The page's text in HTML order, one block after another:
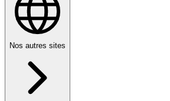
Nos autres sites